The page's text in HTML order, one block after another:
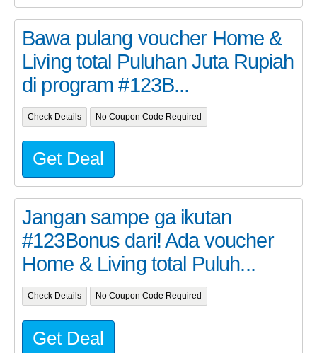
Bawa pulang voucher Home &
Living total Puluhan Juta Rupiah
di program #123B...
Check Details No Coupon Code Required
Get Deal
Jangan sampe ga ikutan
#123Bonus dari! Ada voucher
Home & Living total Puluh...
Check Details No Coupon Code Required
Get Deal